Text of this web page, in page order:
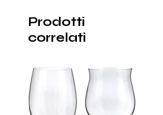
Prodotti
correlati